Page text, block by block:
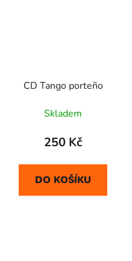
CD Tango porteño
Skladem
250 Kč
DO KOŠÍKU